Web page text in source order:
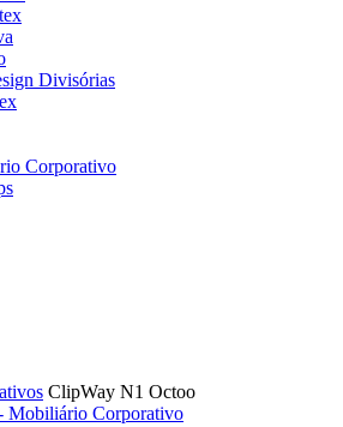
Divisórias
Corporativo
ClipWay N1 Octoo